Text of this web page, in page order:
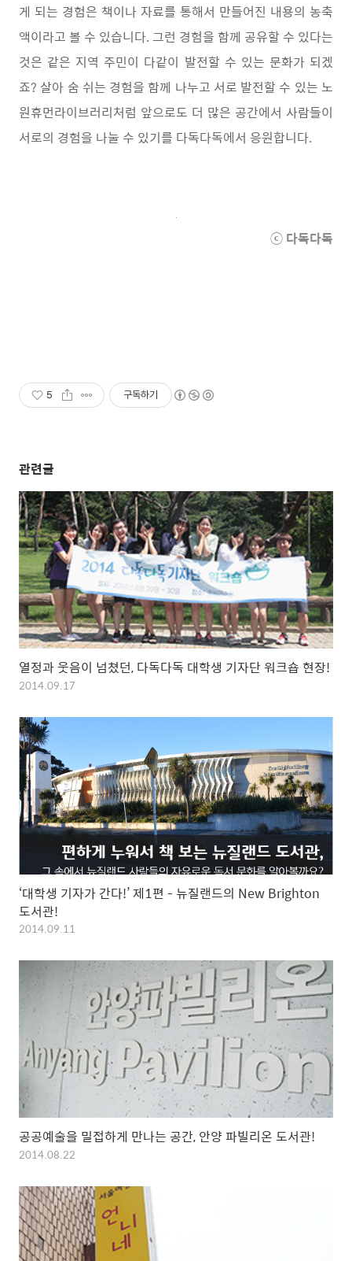
게 되는 경험은 책이나 자료를 통해서 만들어진 내용의 농축
액이라고 볼 수 있습니다. 그런 경험을 함께 공유할 수 있다는
것은 같은 지역 주민이 다같이 발전할 수 있는 문화가 되겠
죠? 살아 숨 쉬는 경험을 함께 나누고 서로 발전할 수 있는 노
원휴먼라이브러리처럼 앞으로도 더 많은 공간에서 사람들이
서로의 경험을 나눌 수 있기를 다독다독에서 응원합니다.
ⓒ 다독다독
5 구독하기
관련글
열정과 웃음이 넘쳤던, 다독다독 대학생 기자단 워크숍 현장!
2014.09.17
‘대학생 기자가 간다!’ 제1편 - 뉴질랜드의 New Brighton
도서관!
2014.09.11
공공예술을 밀접하게 만나는 공간, 안양 파빌리온 도서관!
2014.08.22